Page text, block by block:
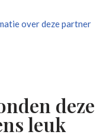
over deze partner
deze
leuk